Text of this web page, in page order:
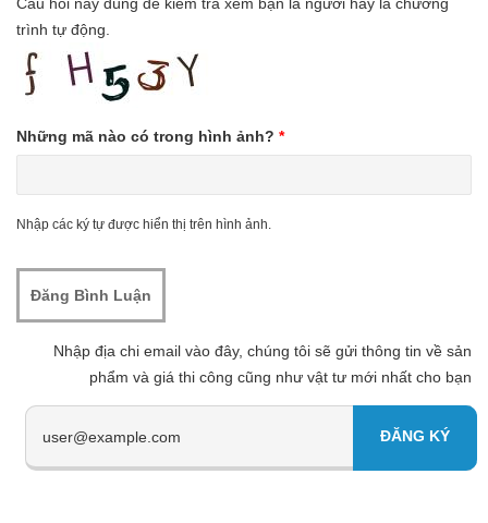
trình tự động.
Những mã nào có trong hình ảnh? *
Nhập các ký tự được hiển thị trên hình ảnh.
Nhập địa chi email vào đây, chúng tôi sẽ gửi thông tin về sản
phẩm và giá thi công cũng như vật tư mới nhất cho bạn